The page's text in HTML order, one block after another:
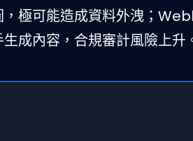
極可能造成資料外洩；
成內容，合規審計風險上升